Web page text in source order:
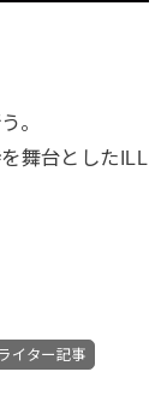
。
舞台としたILL
イター記事